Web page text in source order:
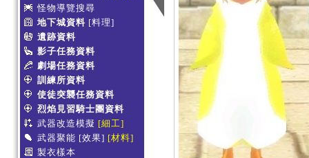
怪物導覽搜尋
地下城資料 [料理]
遺跡資料
影子任務資料
劇場任務資料
訓練所資料
使徒突襲任務資料
烈焰見習騎士團資料
武器改造模擬 [細工]
武器聚能 [效果] [材料]
製衣樣本